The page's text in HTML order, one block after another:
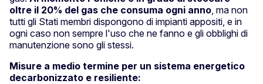
oltre il 20% del gas che consuma ogni anno , ma non
tutti gli Stati membri dispongono di impianti appositi, e in
ogni caso non sempre l'uso che ne fanno e gli obblighi di
manutenzione sono gli stessi.
Misure a medio termine per un sistema energetico
decarbonizzato e resiliente: